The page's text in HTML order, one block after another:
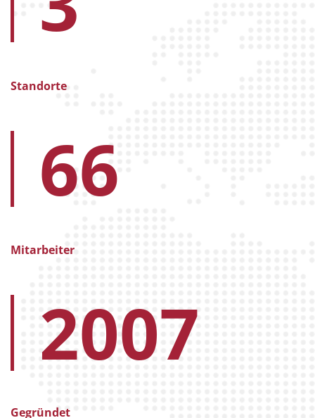
Standorte
66
Mitarbeiter
2007
Gegründet